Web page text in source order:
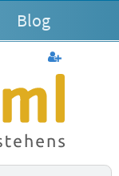
Blog